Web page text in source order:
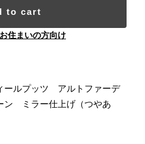
to cart
住まいの方向け
ールプッツ アルトファーデ
ミラー仕上げ（つやあ